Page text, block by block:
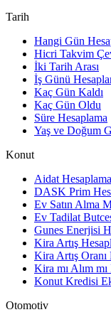
Tarih
Hangi Gün
Hicri Takvim
İki Tarih Arası
İş Günü
Kaç Gün Kaldı
Kaç Gün Oldu
Süre Hesaplama
Yaş ve Doğum
Konut
Aidat Hesaplama
DASK Prim
Ev Satın Alma
Ev Tadilat
Gunes Enerjisi
Kira Artış
Kira Artış Oranı
Kira mı Alım
Konut Kredisi
Otomotiv